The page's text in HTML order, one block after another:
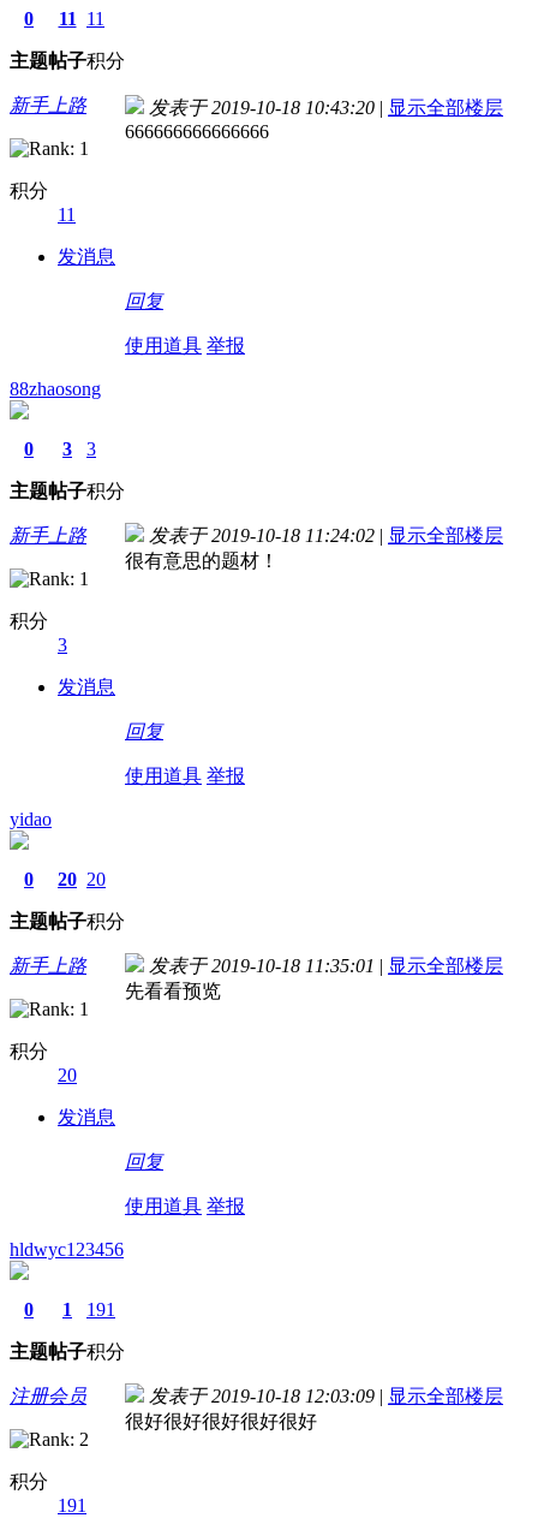
0
主题
11
帖子
11
积分
新手上路
积分
11
发消息
发表于 2019-10-18 10:43:20 | 显示全部楼层
666666666666666
回复
使用道具 举报
88zhaosong
0
主题
3
帖子
3
积分
新手上路
积分
3
发消息
发表于 2019-10-18 11:24:02 | 显示全部楼层
很有意思的题材！
回复
使用道具 举报
yidao
0
主题
20
帖子
20
积分
新手上路
积分
20
发消息
发表于 2019-10-18 11:35:01 | 显示全部楼层
先看看预览
回复
使用道具 举报
hldwyc123456
0
主题
1
帖子
191
积分
注册会员
积分
191
发表于 2019-10-18 12:03:09 | 显示全部楼层
很好很好很好很好很好